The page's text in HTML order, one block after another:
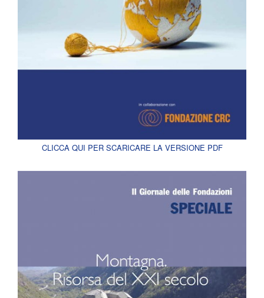
CLICCA QUI PER SCARICARE LA VERSIONE PDF